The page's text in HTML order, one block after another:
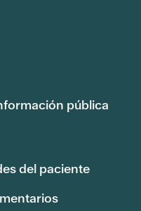
pública
del paciente